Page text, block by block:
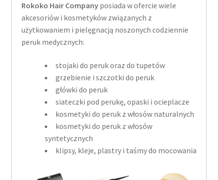
Rokoko Hair Companyposiada w ofercie wiele
akcesoriów i kosmetyków związanych z
użytkowaniem i pielęgnacją noszonych codziennie
peruk medycznych:
stojaki do peruk oraz do tupetów
grzebienie i szczotki do peruk
główki do peruk
siateczki pod perukę, opaski i ocieplacze
kosmetyki do peruk z włosów naturalnych
kosmetyki do peruk z włosów
syntetycznych
klipsy, kleje, plastry i taśmy do mocowania